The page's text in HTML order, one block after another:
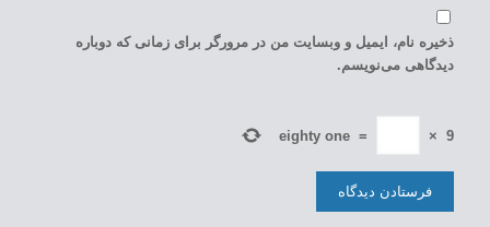
ذخیره نام، ایمیل و وبسایت من در مرورگر برای زمانی که دوباره
دیدگاهی می‌نویسم.
9
×
=
eighty one